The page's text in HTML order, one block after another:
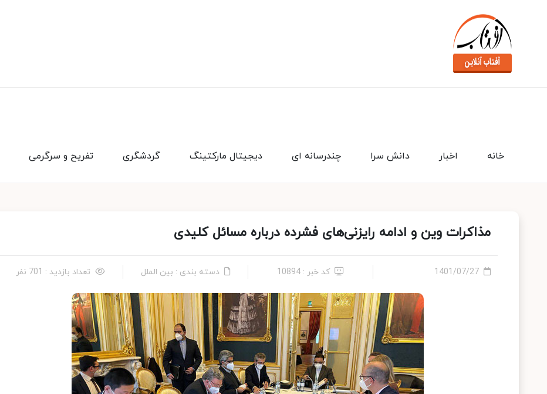
تفریح و سرگرمی گردشگری دیجیتال مارکتینگ چندرسانه ای دانش سرا اخبار خانه
مذاکرات وین و ادامه رایزنی‌های فشرده درباره مسائل کلیدی
1401/07/27 کد خبر : 10894 دسته بندی : بین الملل تعداد بازدید : 701 نفر